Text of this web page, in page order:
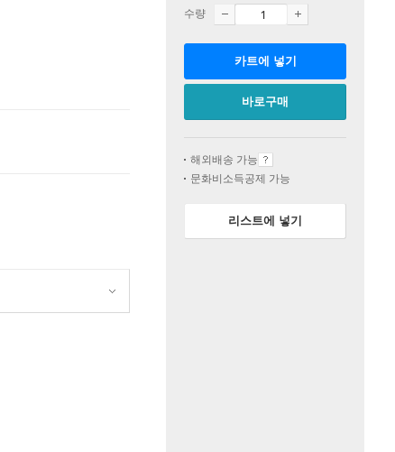
수량
카트에 넣기
바로구매
해외배송 가능
문화비소득공제 가능
리스트에 넣기